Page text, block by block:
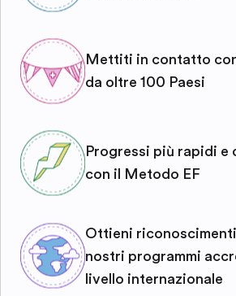
Mettiti in contatto
da oltre 100 Paesi
Progressi più rapidi e
con il Metodo EF
Ottieni
nostri programmi
livello internazionale